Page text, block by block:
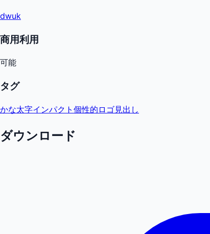
dwuk
商用利用
可能
タグ
かな太字インパクト 個性的 ロゴ見出し
ダウンロード